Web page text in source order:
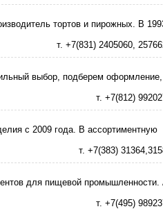
тортов и пирожных. В
т. +7(831) 2405060,
выбор, подберем оформление,
т. +7(812)
с 2009 года. В ассортиментную
т. +7(383)
для пищевой промышленности.
т. +7(495)